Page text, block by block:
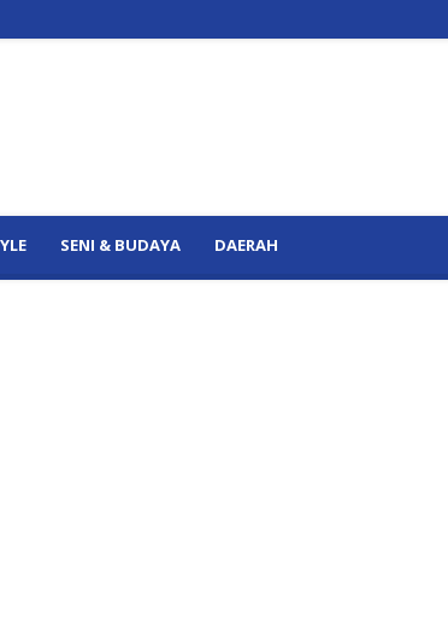
SENI & BUDAYA DAERAH